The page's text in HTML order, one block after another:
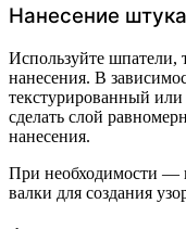
Нанесение
Используйте шпатели,
нанесения. В
текстурированный
сделать слой
нанесения.
При необходимости —
валки для создания